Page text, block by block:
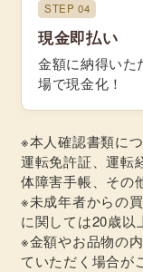
STEP 04
現金即払い
金額に納得いた
場で現金化！
※本人確認書類に
運転免許証、運転
体障害手帳、その
※未成年者からの
に関しては20歳以
※金額やお品物の
ていただく場合が